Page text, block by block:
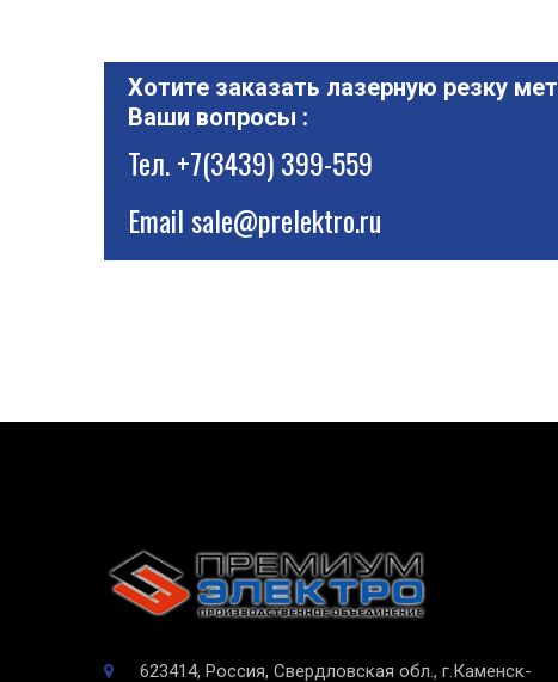
Хотите заказать лазерную резку
Ваши вопросы :
Тел.+7(3439) 399-559
Emailsale@prelektro.ru
623414, Россия, Свердловская обл., г.Каменск-